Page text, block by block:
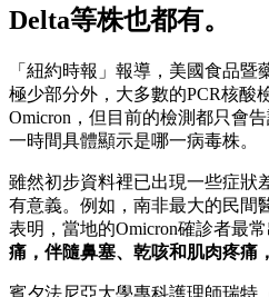
Delta等株也都有。
「紐約時報」報導，美國食品
極少部分外，大多數的PCR核酸
Omicron，但目前的檢測都只會
一時間具體顯示是哪一病毒株。
雖然初步資料裡已出現一些症狀
有意義。例如，南非最大的民間
表明，當地的Omicron確診者最
痛，伴隨鼻塞、乾咳和肌肉疼痛
賓夕法尼亞大學專科護理師瑞特